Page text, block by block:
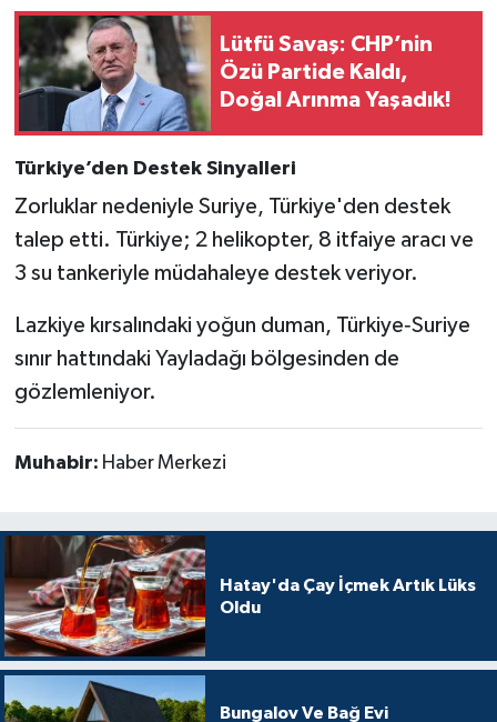
Lütfü Savaş: CHP’nin
Özü Partide Kaldı,
Doğal Arınma Yaşadık!
Türkiye’den Destek Sinyalleri
Zorluklar nedeniyle Suriye, Türkiye'den destek
talep etti. Türkiye; 2 helikopter, 8 itfaiye aracı ve
3 su tankeriyle müdahaleye destek veriyor.
Lazkiye kırsalındaki yoğun duman, Türkiye‑Suriye
sınır hattındaki Yayladağı bölgesinden de
gözlemleniyor.
Muhabir: Haber Merkezi
Hatay'da Çay İçmek Artık Lüks
Oldu
Bungalov Ve Bağ Evi